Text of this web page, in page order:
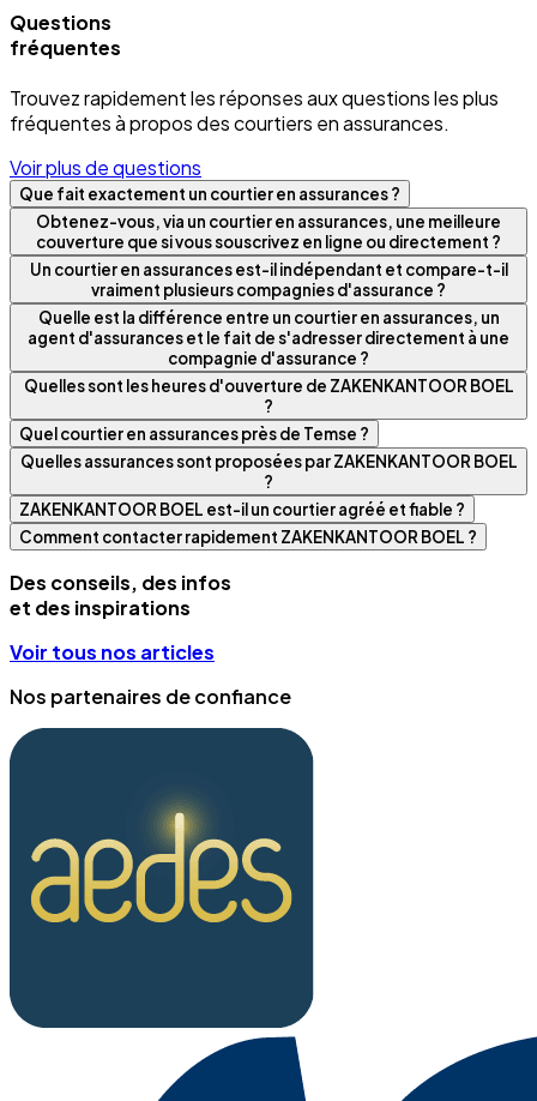
Questions
fréquentes
Trouvez rapidement les réponses aux questions les plus
fréquentes à propos des courtiers en assurances.
Voir plus de questions
Que fait exactement un courtier en assurances ?
Obtenez-vous, via un courtier en assurances, une meilleure
couverture que si vous souscrivez en ligne ou directement ?
Un courtier en assurances est-il indépendant et compare-t-il
vraiment plusieurs compagnies d'assurance ?
Quelle est la différence entre un courtier en assurances, un
agent d'assurances et le fait de s'adresser directement à une
compagnie d'assurance ?
Quelles sont les heures d'ouverture de ZAKENKANTOOR BOEL
?
Quel courtier en assurances près de Temse ?
Quelles assurances sont proposées par ZAKENKANTOOR BOEL
?
ZAKENKANTOOR BOEL est-il un courtier agréé et fiable ?
Comment contacter rapidement ZAKENKANTOOR BOEL ?
Des conseils, des infos
et des inspirations
Voir tous nos articles
Nos partenaires de confiance